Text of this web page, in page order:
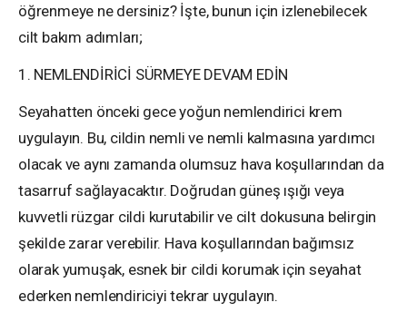
öğrenmeye ne dersiniz? İşte, bunun için izlenebilecek
cilt bakım adımları;
1. NEMLENDİRİCİ SÜRMEYE DEVAM EDİN
Seyahatten önceki gece yoğun nemlendirici krem ​​
uygulayın. Bu, cildin nemli ve nemli kalmasına yardımcı
olacak ve aynı zamanda olumsuz hava koşullarından da
tasarruf sağlayacaktır. Doğrudan güneş ışığı veya
kuvvetli rüzgar cildi kurutabilir ve cilt dokusuna belirgin
şekilde zarar verebilir. Hava koşullarından bağımsız
olarak yumuşak, esnek bir cildi korumak için seyahat
ederken nemlendiriciyi tekrar uygulayın.